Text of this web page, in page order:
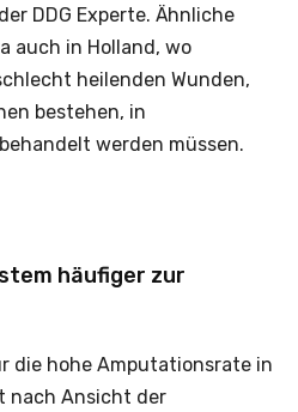
DDG Experte. Ähnliche
auch in Holland, wo
heilenden Wunden,
bestehen, in
werden müssen.
häufiger zur
die hohe Amputationsrate in
nach Ansicht der